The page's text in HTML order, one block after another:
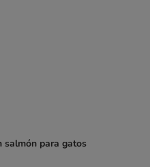
salmón para gatos